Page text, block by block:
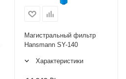
Магистральный фильтр
Hansmann SY-140
Характеристики